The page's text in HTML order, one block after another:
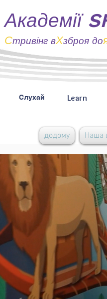
Академії
Стривінг вХзброя до
Слухай Learn
додому Наша